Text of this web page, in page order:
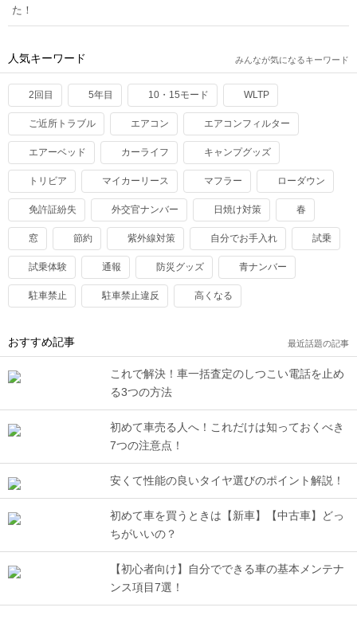
人気キーワード みんなが気になるキーワード
2回目 5年目 10・15モード WLTP
ご近所トラブル エアコン エアコンフィルター
エアーベッド カーライフ キャンプグッズ
トリビア マイカーリース マフラー ローダウン
免許証紛失 外交官ナンバー 日焼け対策 春
窓 節約 紫外線対策 自分でお手入れ 試乗
試乗体験 通報 防災グッズ 青ナンバー
駐車禁止 駐車禁止違反 高くなる
おすすめ記事 最近話題の記事
これで解決！車一括査定のしつこい電話を止め
る3つの方法
初めて車売る人へ！これだけは知っておくべき
7つの注意点！
安くて性能の良いタイヤ選びのポイント解説！
初めて車を買うときは【新車】【中古車】どっ
ちがいいの？
【初心者向け】自分でできる車の基本メンテナ
ンス項目7選！